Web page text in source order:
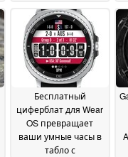
29 June 2026
Бесплатный
циферблат для Wear
OS превращает
ваши умные часы в
табло с